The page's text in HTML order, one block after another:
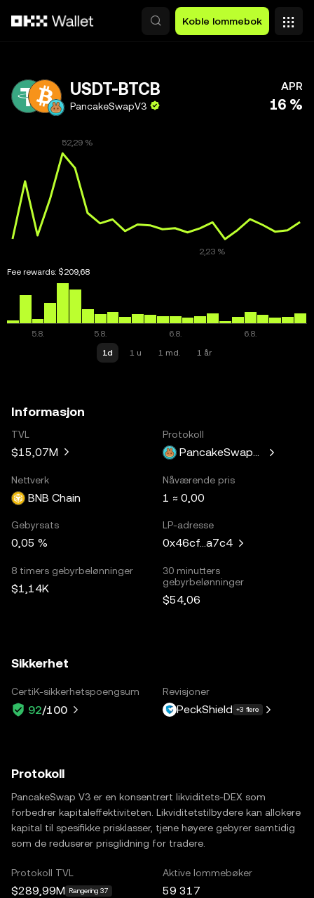
Koble lommebok
USDT-BTCB
PancakeSwapV3
APR
16 %
Fee rewards: $209,68
1d 1 u 1 md. 1 år
Informasjon
TVL
$15,07M
Protokoll
PancakeSwapV3
Nettverk
BNB Chain
Nåværende pris
1 ≈ 0,00
Gebyrsats
0,05 %
LP-adresse
0x46cf...a7c4
8 timers gebyrbelønninger
$1,14K
30 minutters
gebyrbelønninger
$54,06
Sikkerhet
CertiK-sikkerhetspoengsum
92/100
Revisjoner
PeckShield +3 flere
Protokoll
PancakeSwap V3 er en konsentrert likviditets-DEX som
forbedrer kapitaleffektiviteten. Likviditetstilbydere kan allokere
kapital til spesifikke prisklasser, tjene høyere gebyrer samtidig
som de reduserer prisglidning for tradere.
Protokoll TVL
$289,99M Rangering 37
Aktive lommebøker
59 317